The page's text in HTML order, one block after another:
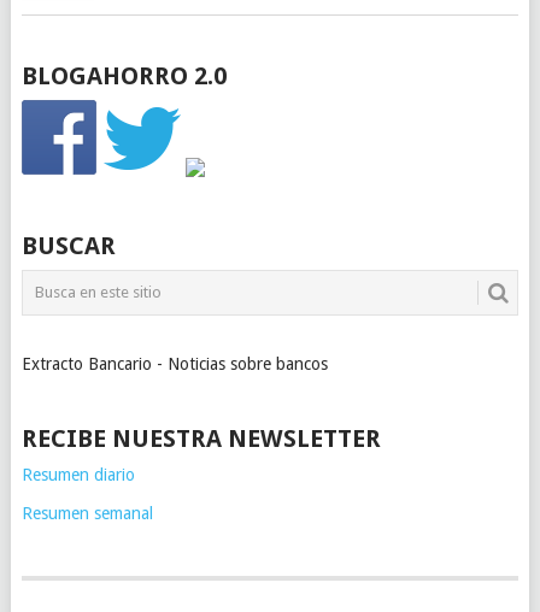
BLOGAHORRO 2.0
BUSCAR
Extracto Bancario - Noticias sobre bancos
RECIBE NUESTRA NEWSLETTER
Resumen diario
Resumen semanal